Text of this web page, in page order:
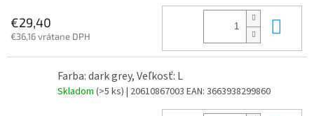
€29,40
€36,16 vrátane DPH
Farba: dark grey, Veľkosť: L
Skladom (>5 ks) | 20610867003 EAN: 3663938299860